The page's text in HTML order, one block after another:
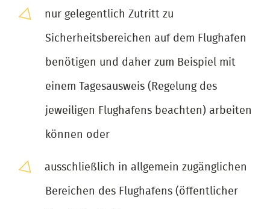
nur gelegentlich Zutritt zu
Sicherheitsbereichen auf dem Flughafen
benötigen und daher zum Beispiel mit
einem Tagesausweis (Regelung des
jeweiligen Flughafens beachten) arbeiten
können oder
ausschließlich in allgemein zugänglichen
Bereichen des Flughafens (öffentlicher